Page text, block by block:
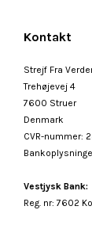
Kontakt
Strejf Fra
Trehøjevej 4
7600 Struer
Denmark
CVR-nummer:
Vestjysk Bank:
Reg. nr: 7602